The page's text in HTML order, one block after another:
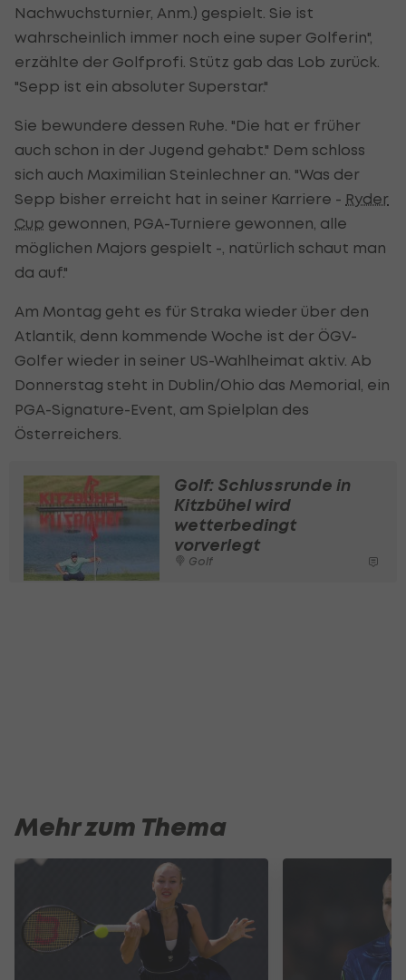
Nachwuchsturnier, Anm.) gespielt. Sie ist
wahrscheinlich immer noch eine super Golferin",
erzählte der Golfprofi. Stütz gab das Lob zurück.
"Sepp ist ein absoluter Superstar."
Sie bewundere dessen Ruhe. "Die hat er früher
auch schon in der Jugend gehabt." Dem schloss
sich auch Maximilian Steinlechner an. "Was der
Sepp bisher erreicht hat in seiner Karriere - Ryder
Cup gewonnen, PGA-Turniere gewonnen, alle
möglichen Majors gespielt -, natürlich schaut man
da auf."
Am Montag geht es für Straka wieder über den
Atlantik, denn kommende Woche ist der ÖGV-
Golfer wieder in seiner US-Wahlheimat aktiv. Ab
Donnerstag steht in Dublin/Ohio das Memorial, ein
PGA-Signature-Event, am Spielplan des
Österreichers.
Golf: Schlussrunde in
Kitzbühel wird
wetterbedingt
vorverlegt
Golf
Mehr zum Thema